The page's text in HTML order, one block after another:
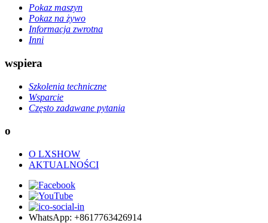
Pokaz maszyn
Pokaz na żywo
Informacja zwrotna
Inni
wspiera
Szkolenia techniczne
Wsparcie
Często zadawane pytania
o
O LXSHOW
AKTUALNOŚCI
WhatsApp: +8617763426914